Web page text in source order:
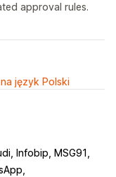
approval rules.
język Polski
Infobip, MSG91